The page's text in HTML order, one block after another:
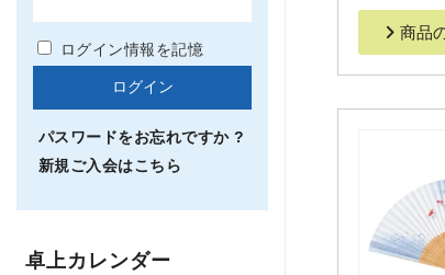
商品
ログイン情報を記憶
パスワードをお忘れですか ?
新規ご入会はこちら
卓上カレンダー